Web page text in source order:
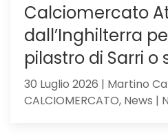
Calciomercato
dall’Inghilterra
pilastro di Sarri o
30 Luglio 2026 | Martino
CALCIOMERCATO, News